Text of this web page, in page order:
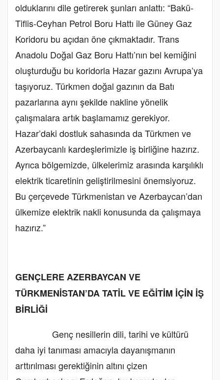
olduklarını dile getirerek şunları anlattı: “Bakü-
Tiflis-Ceyhan Petrol Boru Hattı ile Güney Gaz
Koridoru bu açıdan öne çıkmaktadır. Trans
Anadolu Doğal Gaz Boru Hattı’nın bel kemiğini
oluşturduğu bu koridorla Hazar gazını Avrupa’ya
taşıyoruz. Türkmen doğal gazının da Batı
pazarlarına aynı şekilde nakline yönelik
çalışmalara artık başlamamız gerekiyor.
Hazar’daki dostluk sahasında da Türkmen ve
Azerbaycanlı kardeşlerimizle iş birliğine hazırız.
Ayrıca bölgemizde, ülkelerimiz arasında karşılıklı
elektrik ticaretinin geliştirilmesini önemsiyoruz.
Bu çerçevede Türkmenistan ve Azerbaycan’dan
ülkemize elektrik nakli konusunda da çalışmaya
hazırız.”
GENÇLERE AZERBAYCAN VE
TÜRKMENİSTAN’DA TATİL VE EĞİTİM İÇİN İŞ
BİRLİĞİ
Genç nesillerin dili, tarihi ve kültürü
daha iyi tanıması amacıyla dayanışmanın
arttırılması gerektiğinin altını çizen